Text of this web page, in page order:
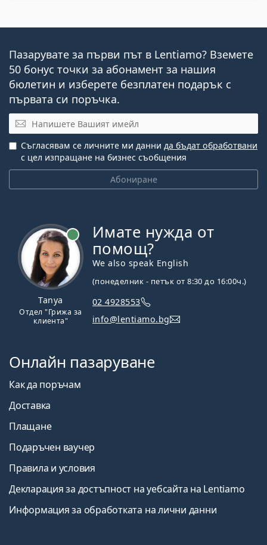
Пазарувате за първи път в Lentiamo? Вземете
50 бонус точки за абонамент за нашия
бюлетин и изберете безплатен подарък с
първата си поръчка.
Имейл
Абониране
Съгласявам се личните ми данни да бъдат обработвани
с цел изпращане на бизнес съобщения
Tanya
Отдел "Грижа за
клиента"
Имате нужда от
помощ?
We also speak English
(понеделник - петък от 8:30 до 16:00ч.)
02 4928553
info@lentiamo.bg
Онлайн пазаруване
Как да поръчам
Доставка
Плащане
Подаръчен ваучер
Правила и условия
Декларация за достъпност на уебсайта на Lentiamo
Информация за обработката на лични данни